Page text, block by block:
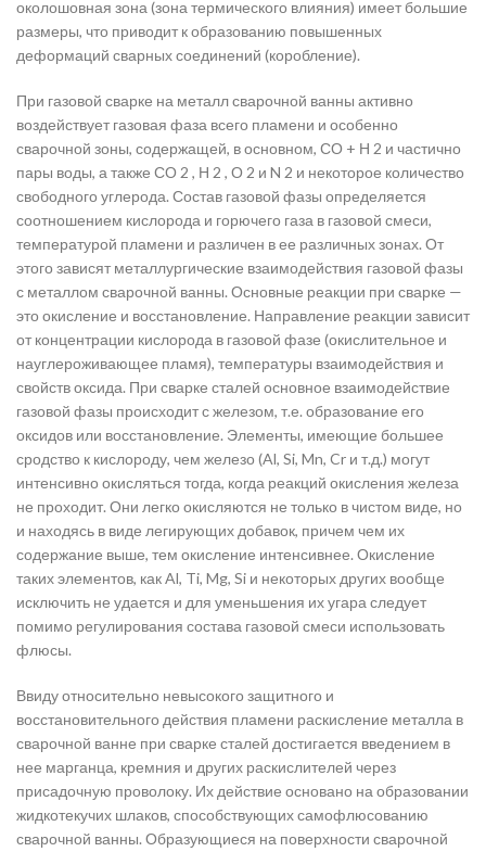
околошовная зона (зона термического влияния) имеет большие
размеры, что приводит к образованию повышенных
деформаций сварных соединений (коробление).
При газовой сварке на металл сварочной ванны активно
воздействует газовая фаза всего пламени и особенно
сварочной зоны, содержащей, в основном, СО + Н 2 и частично
пары воды, а также СО 2 , Н 2 , О 2 и N 2 и некоторое количество
свободного углерода. Состав газовой фазы определяется
соотношением кислорода и горючего газа в газовой смеси,
температурой пламени и различен в ее различных зонах. От
этого зависят металлургические взаимодействия газовой фазы
с металлом сварочной ванны. Основные реакции при сварке —
это окисление и восстановление. Направление реакции зависит
от концентрации кислорода в газовой фазе (окислительное и
науглероживающее пламя), температуры взаимодействия и
свойств оксида. При сварке сталей основное взаимодействие
газовой фазы происходит с железом, т.е. образование его
оксидов или восстановление. Элементы, имеющие большее
сродство к кислороду, чем железо (Al, Si, Mn, Cr и т.д.) могут
интенсивно окисляться тогда, когда реакций окисления железа
не проходит. Они легко окисляются не только в чистом виде, но
и находясь в виде легирующих добавок, причем чем их
содержание выше, тем окисление интенсивнее. Окисление
таких элементов, как Al, Ti, Mg, Si и некоторых других вообще
исключить не удается и для уменьшения их угара следует
помимо регулирования состава газовой смеси использовать
флюсы.
Ввиду относительно невысокого защитного и
восстановительного действия пламени раскисление металла в
сварочной ванне при сварке сталей достигается введением в
нее марганца, кремния и других раскислителей через
присадочную проволоку. Их действие основано на образовании
жидкотекучих шлаков, способствующих самофлюсованию
сварочной ванны. Образующиеся на поверхности сварочной